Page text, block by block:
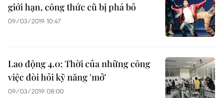
giới hạn, công thức cũ bị phá bỏ
09/03/2019 10:47
Lao động 4.0: Thời của những công
việc đòi hỏi kỹ năng 'mở'
09/03/2019 08:00